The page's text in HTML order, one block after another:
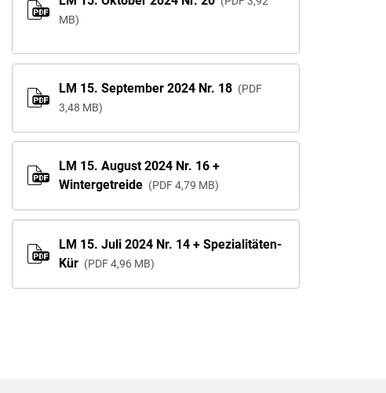
MB
LM 15. September 2024 Nr. 18
PDF
3,48 MB
LM 15. August 2024 Nr. 16 +
Wintergetreide
PDF 4,79 MB
LM 15. Juli 2024 Nr. 14 + Spezialitäten-
Kür
PDF 4,96 MB